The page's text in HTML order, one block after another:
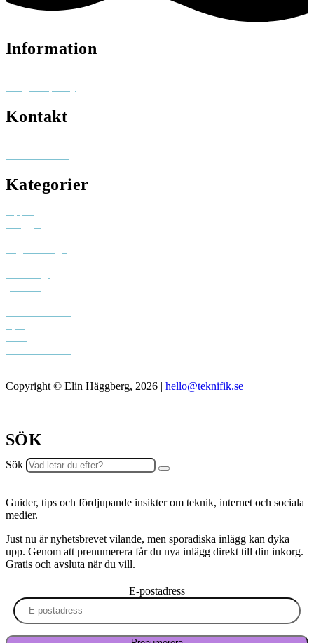
Information
Kontakt
Kategorier
Copyright © Elin Häggberg, 2026 | hello@teknifik.se
SÖK
Sök
Guider, tips och fördjupande insikter om teknik, internet och sociala
medier.
Just nu är nyhetsbrevet vilande, men sporadiska inlägg kan dyka
upp. Genom att prenumerera får du nya inlägg direkt till din inkorg.
Gratis och avsluta när du vill.
E-postadress